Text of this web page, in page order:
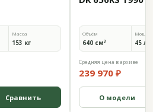
Масса
153 кг
Сравнить
Объём
640 см³ 45
Средняя цена в архиве
239 970 ₽
О модели